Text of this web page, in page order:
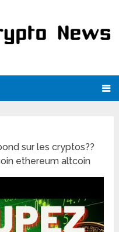
sur les cryptos??
ethereum altcoin